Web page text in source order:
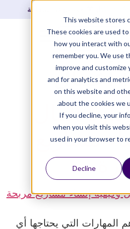
This website stores
These cookies are used
how you interact with
remember you. We use
improve and
and for analytics and
on this website and
about the cookies we
If you decline, your
when you visit this
used in your browser to
Decline
حدد موعد للمقابلة
أعمال
المال
مشاريع
المهارات التي يحتاجها أي